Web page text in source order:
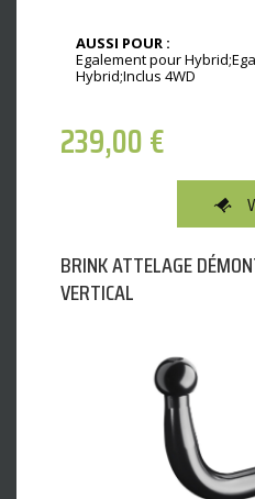
AUSSI POUR :
Egalement pour
Hybrid;Inclus 4WD
239,00€
BRINK ATTELAGE
VERTICAL